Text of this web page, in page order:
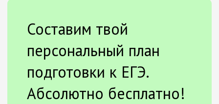
Составим твой
персональный план
подготовки к ЕГЭ.
Абсолютно бесплатно!